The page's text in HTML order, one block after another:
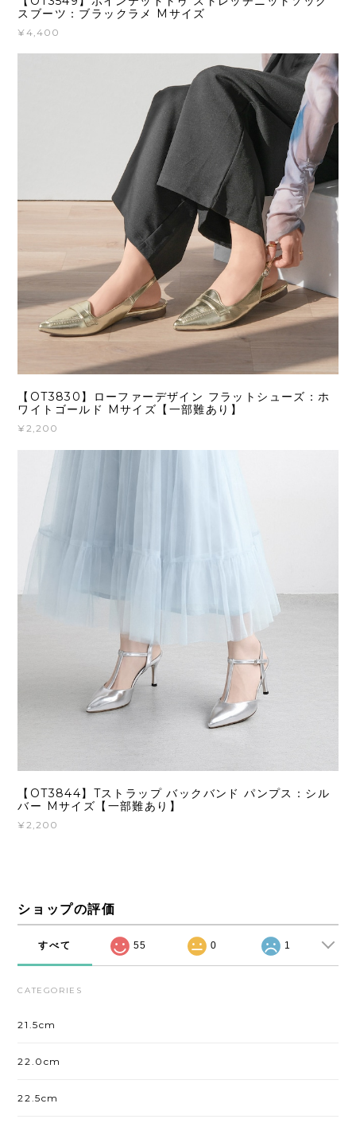
スブーツ：ブラックラメ Mサイズ
¥4,400
【OT3830】ローファーデザイン フラットシューズ：ホ
ワイトゴールド Mサイズ【一部難あり】
¥2,200
【OT3844】Tストラップ バックバンド パンプス：シル
バー Mサイズ【一部難あり】
¥2,200
ショップの評価
すべて 55 0 1
CATEGORIES
21.5cm
22.0cm
22.5cm